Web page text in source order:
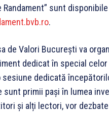
sunt
.
de Valori București va
dedicat în special
sesiune dedicată
sunt primii pași în lumea
și alți lectori, vor